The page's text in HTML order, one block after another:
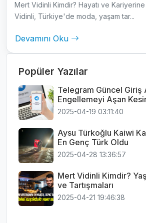
Mert Vidinli Kimdir? Hayatı ve
Vidinli, Türkiye'de moda, yaşam tar...
Devamını Oku
Popüler Yazılar
Telegram Güncel Giriş
Engellemeyi Aşan
2025-04-19 03:11:40
Aysu Türkoğlu Kaiwi
En Genç Türk Oldu
2025-04-28 13:36:57
Mert Vidinli Kimdir?
ve Tartışmaları
2025-04-21 19:46:38